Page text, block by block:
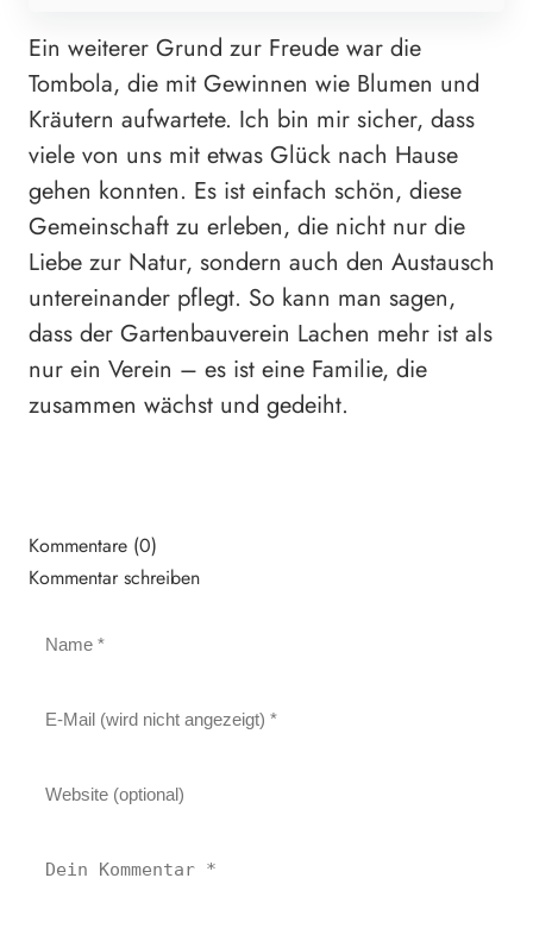
Ein weiterer Grund zur Freude war die
Tombola, die mit Gewinnen wie Blumen und
Kräutern aufwartete. Ich bin mir sicher, dass
viele von uns mit etwas Glück nach Hause
gehen konnten. Es ist einfach schön, diese
Gemeinschaft zu erleben, die nicht nur die
Liebe zur Natur, sondern auch den Austausch
untereinander pflegt. So kann man sagen,
dass der Gartenbauverein Lachen mehr ist als
nur ein Verein – es ist eine Familie, die
zusammen wächst und gedeiht.
Kommentare (0)
Kommentar schreiben